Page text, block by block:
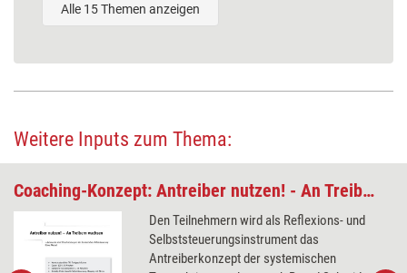
Alle 15 Themen anzeigen
Weitere Inputs zum Thema:
Coaching-Konzept: Antreiber nutzen! - An Treibern wachsen
Den Teilnehmern wird als Reflexions- und
Selbststeuerungsinstrument das
Antreiberkonzept der systemischen